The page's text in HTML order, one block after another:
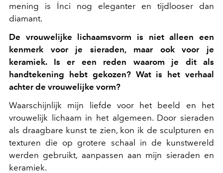
mening is İnci nog eleganter en tijdlooser dan
diamant.
De vrouwelijke lichaamsvorm is niet alleen een
kenmerk voor je sieraden, maar ook voor je
keramiek. Is er een reden waarom je dit als
handtekening hebt gekozen? Wat is het verhaal
achter de vrouwelijke vorm?
Waarschijnlijk mijn liefde voor het beeld en het
vrouwelijk lichaam in het algemeen. Door sieraden
als draagbare kunst te zien, kon ik de sculpturen en
texturen die op grotere schaal in de kunstwereld
werden gebruikt, aanpassen aan mijn sieraden en
keramiek.